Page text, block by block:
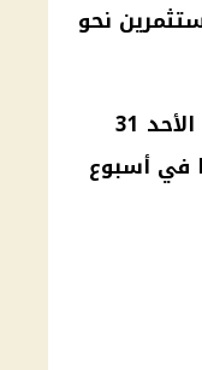
نحو
وارتفع عيار 21، الأكثر تداولًا بين المصريين، من 4685 جنيهًا يوم الأحد 31
اليوم، محققًا زيادة 180 جنيهًا في أسبوع